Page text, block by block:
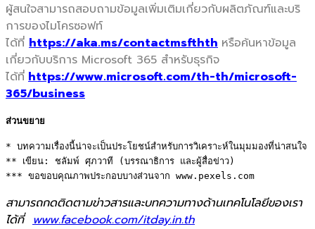
ผู้สนใจสามารถสอบถามข้อมูลเพิ่มเติมเกี่ยวกับผลิตภัณฑ์และบริ
การของไมโครซอฟท์
ได้ที่ https://aka.ms/contactmsfthth หรือค้นหาข้อมูล
เกี่ยวกับบริการ Microsoft 365 สำหรับธุรกิจ
ได้ที่ https://www.microsoft.com/th-th/microsoft-
365/business
ส่วนขยาย
* บทความเรื่องนี้น่าจะเป็นประโยชน์สำหรับการวิเคราะห์ในมุมมองที่น่าสนใจ
** เขียน: ชลัมพ์ ศุภวาที (บรรณาธิการ และผู้สื่อข่าว)
*** ขอขอบคุณภาพประกอบบางส่วนจาก www.pexels.com
สามารถกดติดตามข่าวสารและบทความทางด้านเทคโนโลยีของเรา
ได้ที่ www.facebook.com/itday.in.th